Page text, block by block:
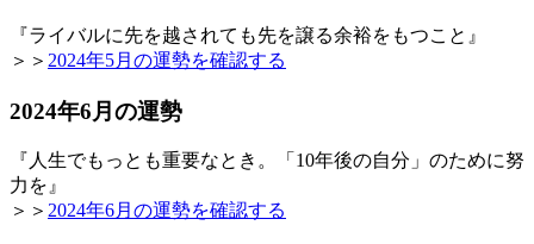
『ライバルに先を越されても先を譲る余裕をもつこと』
＞＞ 2024年5月の運勢を確認する
2024年6月の運勢
『人生でもっとも重要なとき。「10年後の自分」のために努
力を』
＞＞ 2024年6月の運勢を確認する